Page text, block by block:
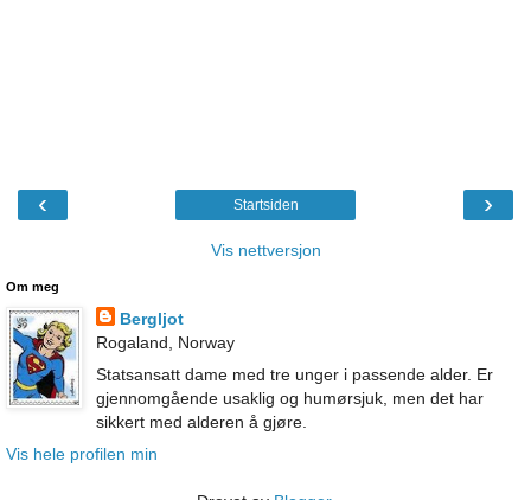
‹ ›
Startsiden
Vis nettversjon
Om meg
Bergljot
Rogaland, Norway
Statsansatt dame med tre unger i passende alder. Er
gjennomgående usaklig og humørsjuk, men det har
sikkert med alderen å gjøre.
Vis hele profilen min